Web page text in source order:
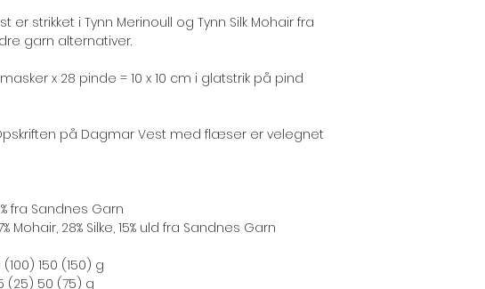
er strikket i Tynn Merinoull og Tynn Silk Mohair fra
garn alternativer.
masker x 28 pinde = 10 x 10 cm i glatstrik på pind
på Dagmar Vest med flæser er velegnet
fra Sandnes Garn
Mohair, 28% Silke, 15% uld fra Sandnes Garn
150 (150) g
(25) 50 (75) g